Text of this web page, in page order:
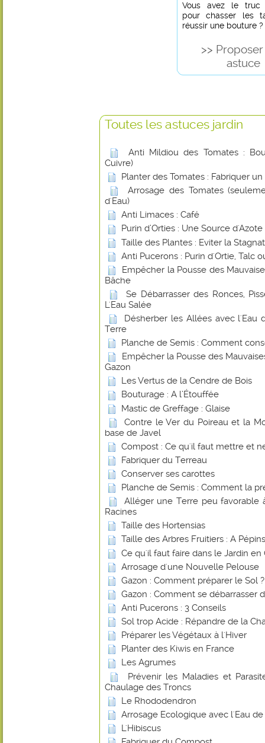
Vous avez le truc
pour chasser les
réussir une bouture ?
>>
astuce
Toutes les astuces jardin
Anti Mildiou des Tomates :
Cuivre)
Planter des Tomates : Fabriquer
Arrosage des Tomates
d'Eau)
Anti Limaces : Café
Purin d’Orties : Une Source
Taille des Plantes : Eviter la
Anti Pucerons : Purin d'Ortie, Talc
Empêcher la Pousse des
Bâche
Se Débarrasser des Ronces,
L'Eau Salée
Désherber les Allées avec l'Eau
Terre
Planche de Semis : Comment
Empêcher la Pousse des
Gazon
Les Vertus de la Cendre de Bois
Bouturage : A l’Étouffée
Mastic de Greffage : Glaise
Contre le Ver du Poireau et la
base de Javel
Compost : Ce qu'il faut mettre et
Fabriquer du Terreau
Conserver ses carottes
Planche de Semis : Comment la
Alléger une Terre peu favorable
Racines
Taille des Hortensias
Taille des Arbres Fruitiers : A
Ce qu'il faut faire dans le Jardin en
Arrosage d'une Nouvelle Pelouse
Gazon : Comment préparer le Sol ?
Gazon : Comment se débarrasser
Anti Pucerons : 3 Conseils
Sol trop Acide : Répandre de la
Préparer les Végétaux à l'Hiver
Planter des Kiwis en France
Les Agrumes
Prévenir les Maladies et
Chaulage des Troncs
Le Rhododendron
Arrosage Ecologique avec l'Eau
L'Hibiscus